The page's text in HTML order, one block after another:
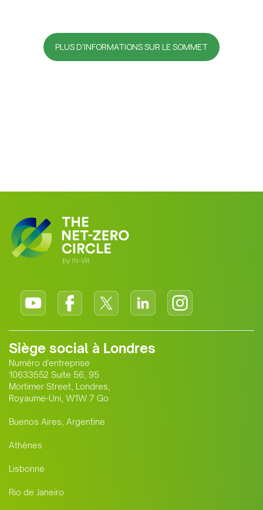
PLUS D'INFORMATIONS SUR LE SOMMET
Siège social à Londres
Numéro d'entreprise
10633552 Suite 56, 95
Mortimer Street, Londres,
Royaume-Uni, W1W 7 Go
Buenos Aires, Argentine
Athènes
Lisbonne
Rio de Janeiro